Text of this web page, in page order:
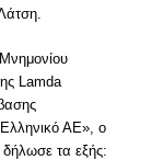
Lamda
ΑΕ», ο
δήλωσε τα εξής: